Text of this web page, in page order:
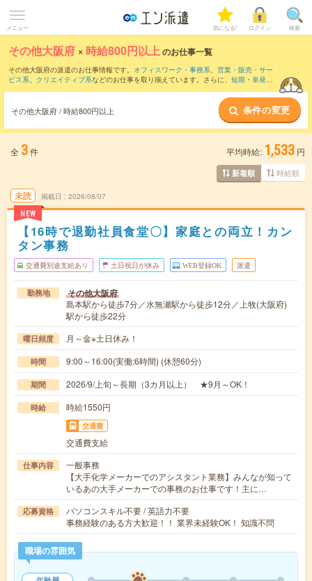
メニュー 気になる! ログイン 検索
その他大阪府 × 時給800円以上のお仕事一覧
その他大阪府の派遣のお仕事情報です。 オフィスワーク・事務系、 営業・販売・サー
ビス系、 クリエイティブ系などのお仕事を取り揃えています。さらに、 短期 ・ 単発な
時給1200円以上 ・1800円以上の求人はこちら
当サイトでは法令を遵守し、最低賃金以上の求人のみを掲載しています。
その他大阪府 / 時給800円以上 条件の変更
全 3件 平均時給: 1,533 円
新着順 時給順
未読
NEW
掲載日 2026/08/07
【16時で退勤社員食堂〇】家庭との両立！カン
タン事務
交通費別途支給あり 土日祝日が休み WEB登録OK 派遣
勤務地 その他大阪府
島本駅から徒歩7分／水無瀬駅から徒歩12分／上牧(大阪府)
駅から徒歩22分
曜日頻度 月～金※土日休み！
時間 9:00～16:00(実働:6時間) (休憩60分)
期間 2026/9/上旬～長期（3カ月以上） ★9月～OK！
時給 時給1550円
交通費
交通費支給
仕事内容
一般事務
【大手化学メーカーでのアシスタント業務】みんなが知って
いるあの大手メーカーでの事務のお仕事です！主に…
応募資格
パソコンスキル不要 / 英語力不要
事務経験のある方大歓迎！！ 業界未経験OK！ 知識不問
職場の雰囲気